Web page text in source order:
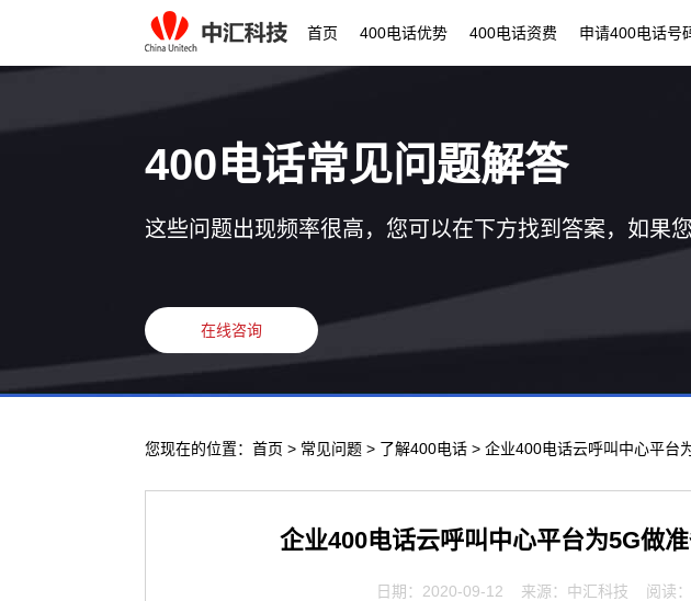
首页 400电话优势 400电话资费 申请400电话号
400电话常见问题解答
这些问题出现频率很高，您可以在下方找到答案，如果
在线咨询
您现在的位置： 首页 > 常见问题 > 了解400电话 > 企业400电话云呼叫中心平台
企业400电话云呼叫中心平台为5G做
日期：2020-09-12 来源：中汇科技 阅读